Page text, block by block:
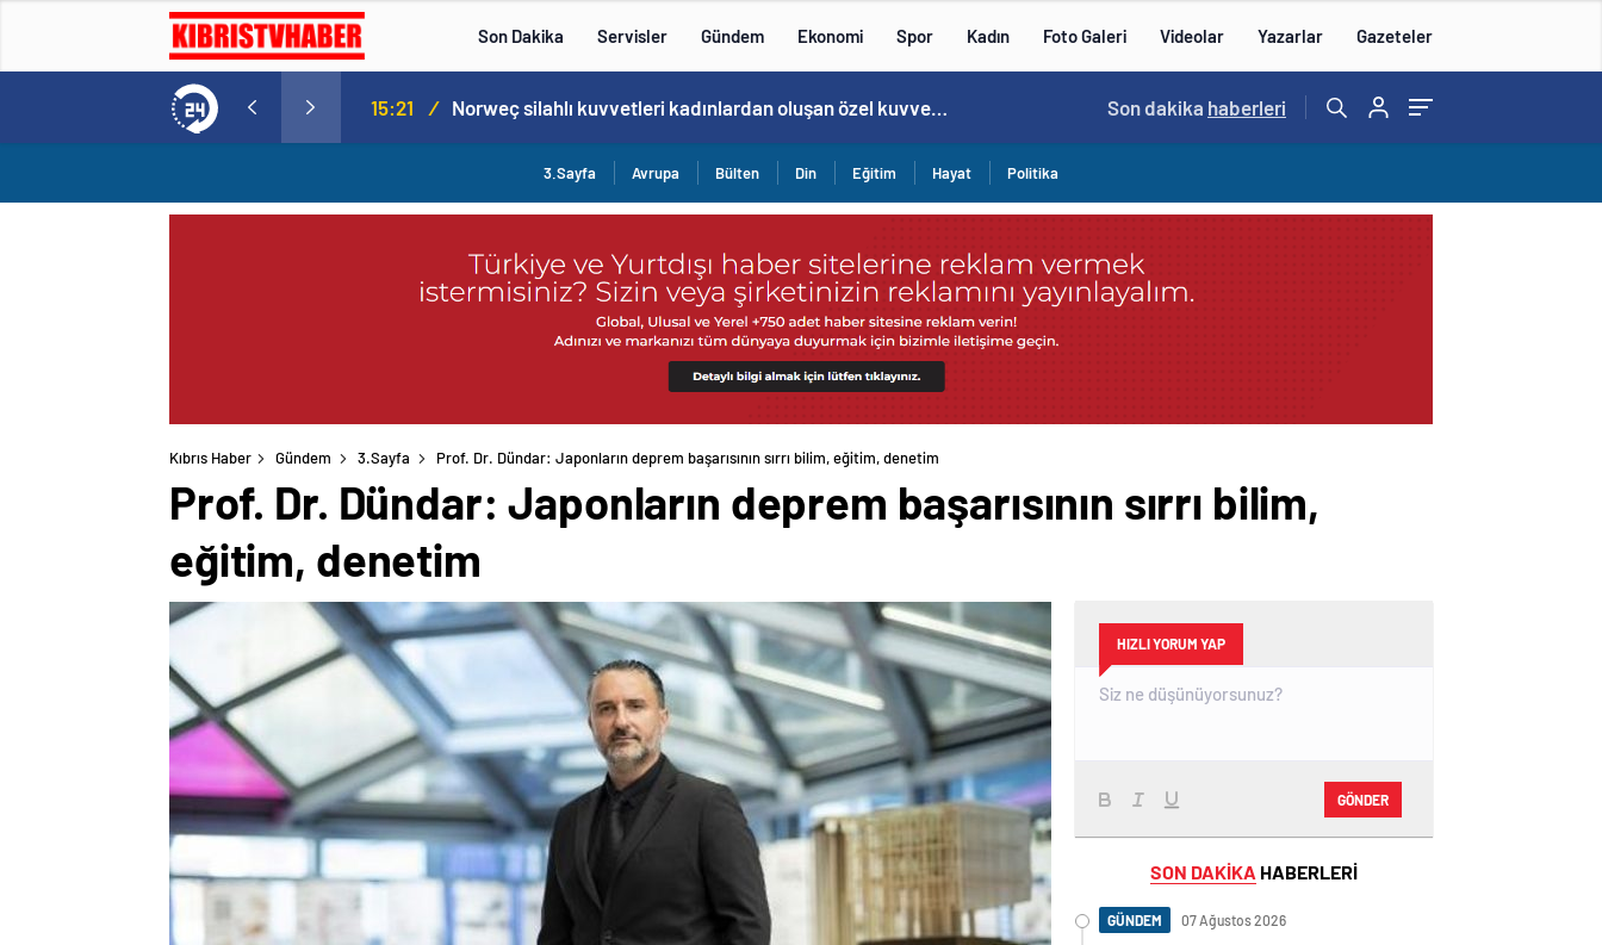
Son Dakika Servisler Gündem Ekonomi Spor Kadın Foto Galeri Videolar Yazarlar Gazeteler
Norweç silahlı kuvvetleri kadınlardan oluşan özel kuvvetler eğitimlerini başlattı. 15:20 / Cristiano Ronaldo’nun akıllara zarar tüm kariyerinin istatistiğini çıkardık ! 14:57 /
Son dakika haberleri
3.Sayfa Avrupa Bülten Din Eğitim Hayat Politika
Kıbrıs Haber Gündem 3.Sayfa Prof. Dr. Dündar: Japonların deprem başarısının sırrı bilim, eğitim, denetim
Prof. Dr. Dündar: Japonların deprem başarısının sırrı bilim,
eğitim, denetim
HIZLI YORUM YAP
GÖNDER
SON DAKİKA HABERLERİ
GÜNDEM 07 Ağustos 2026